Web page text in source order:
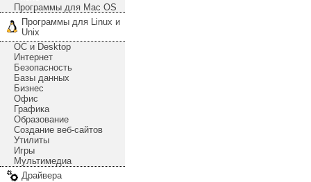
Программы для Mac OS
Программы для Linux и
Unix
ОС и Desktop
Интернет
Безопасность
Базы данных
Бизнес
Офис
Графика
Образование
Создание веб-сайтов
Утилиты
Игры
Мультимедиа
Драйвера